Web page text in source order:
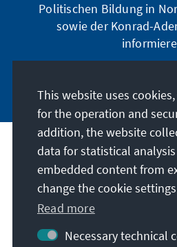
Politischen Bildung in
sowie der Konrad-
Address
Contact
Visit also
This website uses
for the operation and
addition, the website
data for statistical
embedded content from
change the cookie
Read more
Necessary technical